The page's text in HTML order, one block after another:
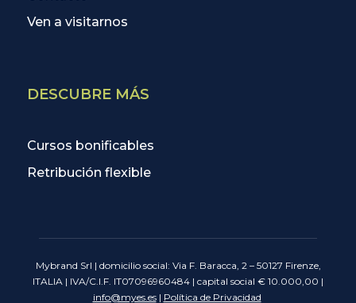
Ven a visitarnos
DESCUBRE MÁS
Cursos bonificables
Retribución flexible
Mybrand Srl | domicilio social: Via F. Baracca, 2 – 50127 Firenze,
ITALIA | IVA/C.I.F. IT07096960484 | capital social € 10.000,00 |
info@myes.es| Política de Privacidad